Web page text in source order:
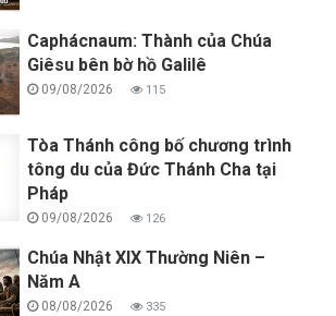
Caphácnaum: Thành của Chúa
Giêsu bên bờ hồ Galilê
09/08/2026 115
Tòa Thánh công bố chương trình
tông du của Đức Thánh Cha tại
Pháp
09/08/2026 126
Chúa Nhật XIX Thường Niên –
Năm A
08/08/2026 335